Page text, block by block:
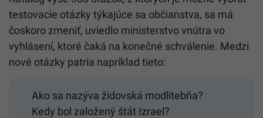
testovacie otázky týkajúce sa občianstva, sa má
čoskoro zmeniť, uviedlo ministerstvo vnútra vo
vyhlásení, ktoré čaká na konečné schválenie. Medzi
nové otázky patria napríklad tieto:
Ako sa nazýva židovská modlitebňa?
Kedy bol založený štát Izrael?